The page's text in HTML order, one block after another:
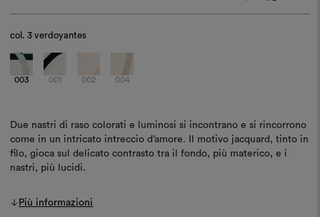
col.3 verdoyantes
003 001 002 004
Due nastri di raso colorati e luminosi si incontrano e si rincorrono
come in un intricato intreccio d’amore. Il motivo jacquard, tinto in
filo, gioca sul delicato contrasto tra il fondo, più materico, e i
nastri, più lucidi.
Più informazioni